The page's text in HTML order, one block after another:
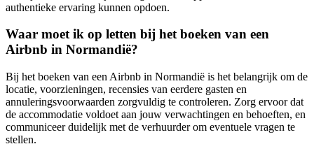
authentieke ervaring kunnen opdoen.
Waar moet ik op letten bij het boeken van een
Airbnb in Normandië?
Bij het boeken van een Airbnb in Normandië is het belangrijk om de
locatie, voorzieningen, recensies van eerdere gasten en
annuleringsvoorwaarden zorgvuldig te controleren. Zorg ervoor dat
de accommodatie voldoet aan jouw verwachtingen en behoeften, en
communiceer duidelijk met de verhuurder om eventuele vragen te
stellen.